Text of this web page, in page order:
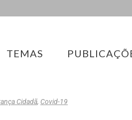
TEMAS
Cidadã, Covid-19